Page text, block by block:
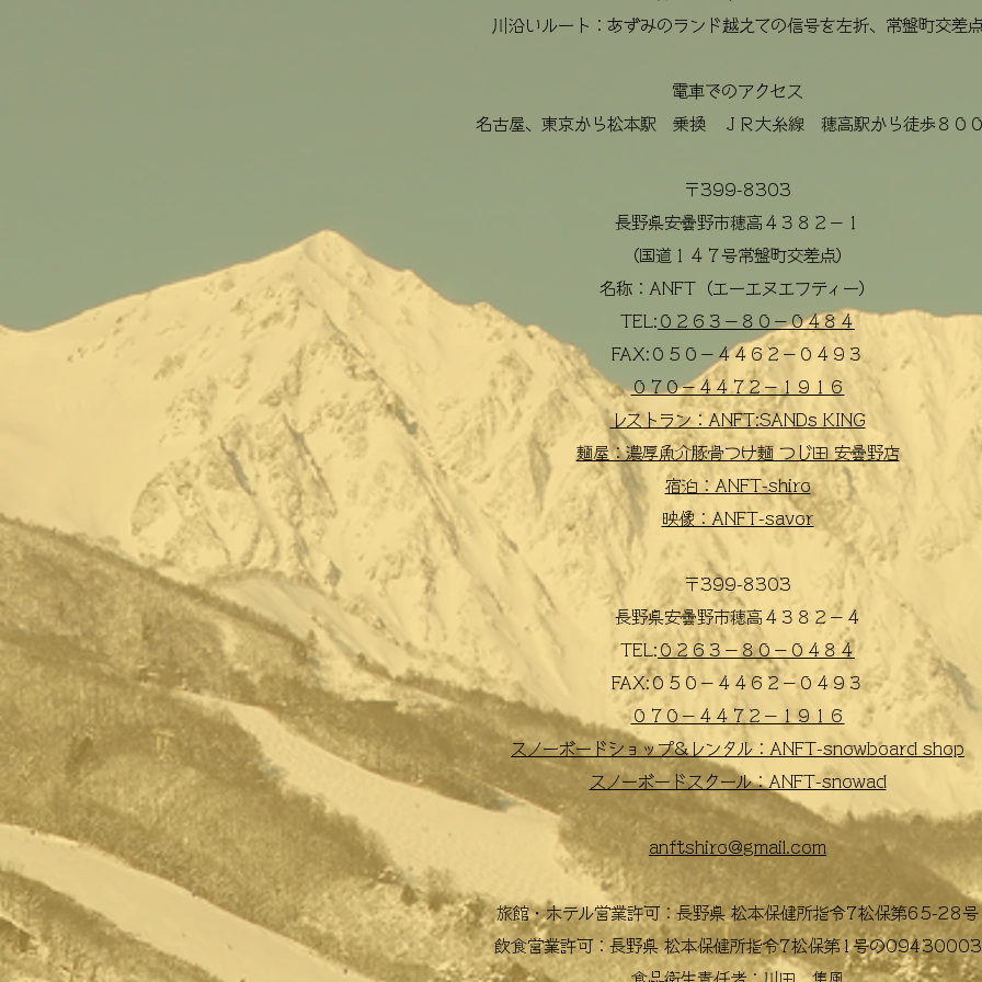
川沿いルート：あずみのランド越えての信号を左折、常盤町交差
電車でのアクセス
名古屋、東京から松本駅 乗換 ＪＲ大糸線 穂高駅から徒歩８０
〒399-8303
長野県安曇野市穂高４３８２−１
（国道１４７号常盤町交差点）
名称：ANFT（エーエヌエフティー）
TEL:​ ０２６３−８０−０４８４
FAX: ​０５０−４４６２−０４９３
０７０−４４７２−１９１６
レストラン：ANFT:SANDs KING
麺屋：濃厚魚介豚骨つけ麺 つじ田 安曇野店
宿泊：ANFT-shiro
映像：ANFT-savor
〒399-8303
長野県安曇野市穂高４３８２−４
TEL: ​０２６３−８０−０４８４
FAX:​０５０−４４６２−０４９３
​０７０−４４７２−１９１６
スノーボードショップ&レンタル：ANFT-snowboard shop
スノーボードスクール：ANFT-snowad
anftshiro@gmail.com
旅館・ホテル営業許可：長野県 松本保健所指令7松保第65-28号
飲食営業許可：長野県 松本保健所指令7松保第1号の09430003